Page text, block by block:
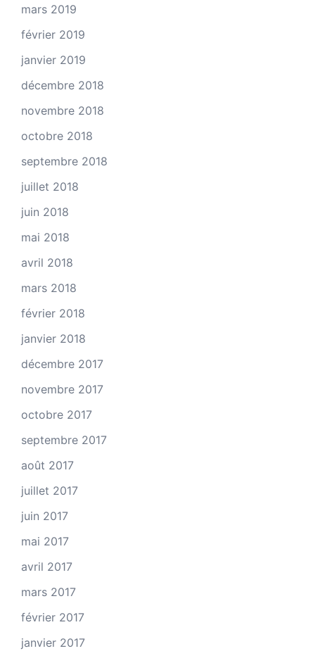
mars 2019
février 2019
janvier 2019
décembre 2018
novembre 2018
octobre 2018
septembre 2018
juillet 2018
juin 2018
mai 2018
avril 2018
mars 2018
février 2018
janvier 2018
décembre 2017
novembre 2017
octobre 2017
septembre 2017
août 2017
juillet 2017
juin 2017
mai 2017
avril 2017
mars 2017
février 2017
janvier 2017